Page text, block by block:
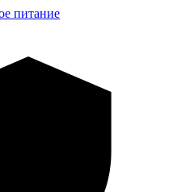
питание